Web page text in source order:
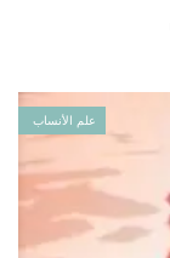
علم الأنساب